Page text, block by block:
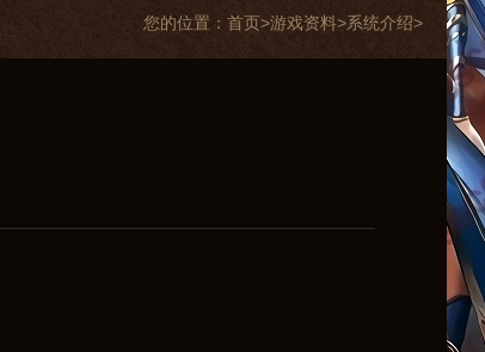
您的位置： 首页>游戏资料>系统介绍>